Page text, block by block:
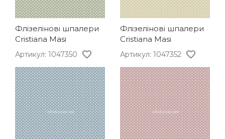
Флізелінові шпалери
Cristiana Masi
Артикул: 1047350
Флізелінові шпалери
Cristiana Masi
Артикул: 1047352